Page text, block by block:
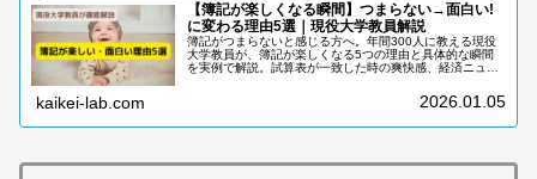
【簿記が楽しくなる瞬間】つまらない→面白い!
に変わる理由5選｜現役大学教員解説
簿記がつまらないと感じる方へ。年間300人に教える現役
大学教員が、簿記が楽しくなる5つの理由と具体的な瞬間
を実例で解説。試算表が一致した時の爽快感、経済ニュー
kaikei-lab.com 2026.01.05